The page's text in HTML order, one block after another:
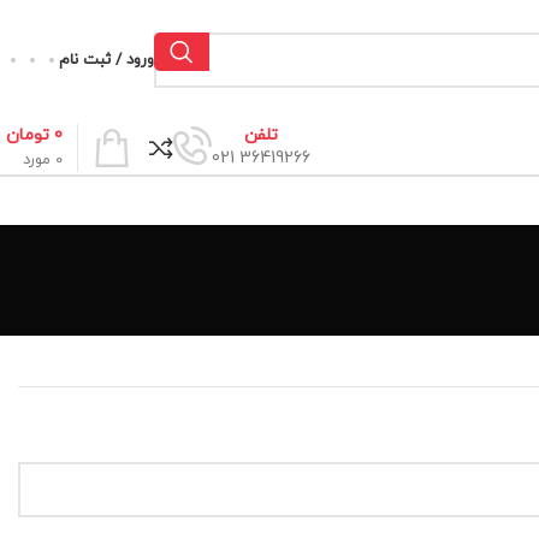
ورود / ثبت نام
تلفن
36419266 021
0 مورد
0 تومان